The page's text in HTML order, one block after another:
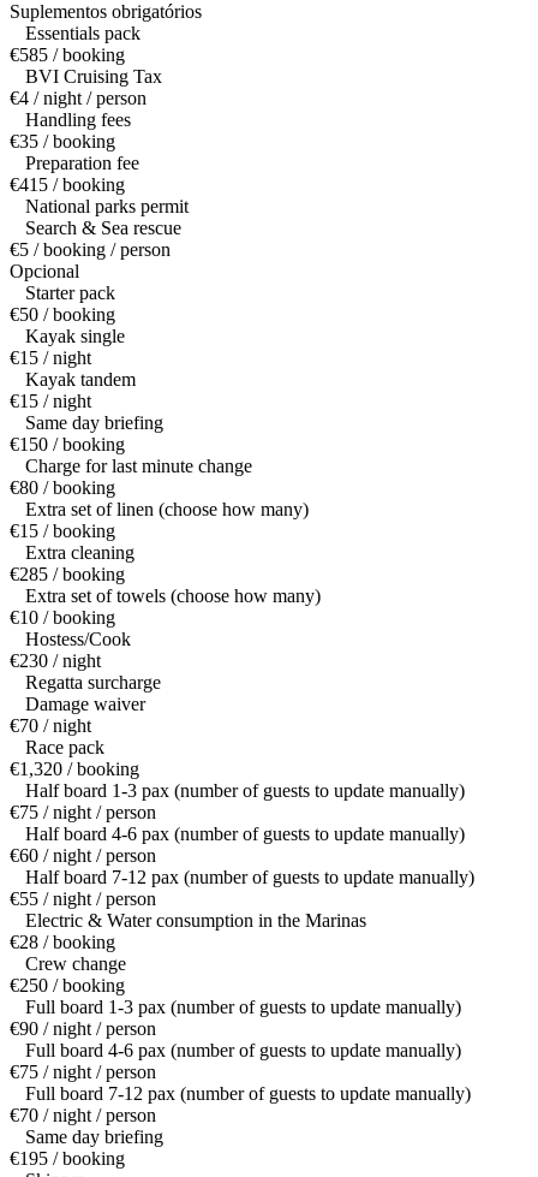
Suplementos obrigatórios
Essentials pack
€585 / booking
BVI Cruising Tax
€4 / night / person
Handling fees
€35 / booking
Preparation fee
€415 / booking
National parks permit
Search & Sea rescue
€5 / booking / person
Opcional
Starter pack
€50 / booking
Kayak single
€15 / night
Kayak tandem
€15 / night
Same day briefing
€150 / booking
Charge for last minute change
€80 / booking
Extra set of linen (choose how many)
€15 / booking
Extra cleaning
€285 / booking
Extra set of towels (choose how many)
€10 / booking
Hostess/Cook
€230 / night
Regatta surcharge
Damage waiver
€70 / night
Race pack
€1,320 / booking
Half board 1-3 pax (number of guests to update manually)
€75 / night / person
Half board 4-6 pax (number of guests to update manually)
€60 / night / person
Half board 7-12 pax (number of guests to update manually)
€55 / night / person
Electric & Water consumption in the Marinas
€28 / booking
Crew change
€250 / booking
Full board 1-3 pax (number of guests to update manually)
€90 / night / person
Full board 4-6 pax (number of guests to update manually)
€75 / night / person
Full board 7-12 pax (number of guests to update manually)
€70 / night / person
Same day briefing
€195 / booking